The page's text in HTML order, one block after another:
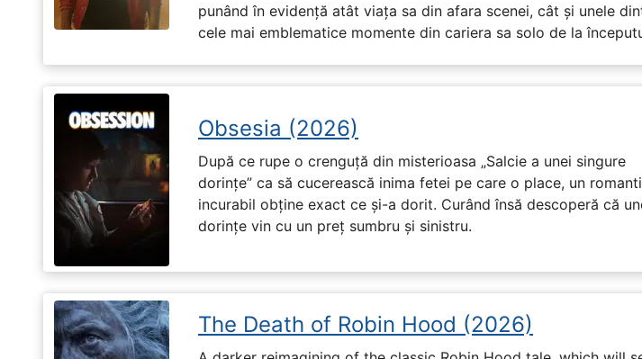
punând în evidență atât viața sa din afara scenei, cât și unele
cele mai emblematice momente din cariera sa solo de la
Obsesia (2026)
După ce rupe o crenguță din misterioasa „Salcie a unei singure
dorințe” ca să cucerească inima fetei pe care o place, un
incurabil obține exact ce și-a dorit. Curând însă descoperă că
dorințe vin cu un preț sumbru și sinistru.
The Death of Robin Hood (2026)